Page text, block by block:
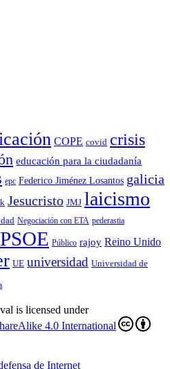
COPE covid crisis
educación para la ciudadaní­a
epc Federico Jiménez Losantos galicia
Jesucristo JMJ laicismo
Negociación con ETA pederastia
PSOE Público rajoy Reino Unido
UE universidad Universidad de
is licensed under
4.0 International